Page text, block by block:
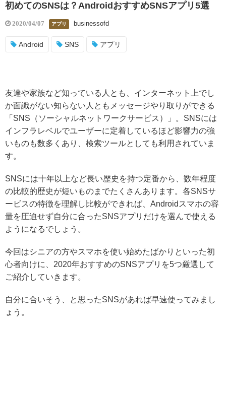
初めてのSNSは？AndroidおすすめSNSアプリ5選
2020/04/07 アプリ businessofd
Android SNS アプリ
友達や家族など知っている人とも、インターネット上でし
か面識がない知らない人ともメッセージやり取りができる
「SNS（ソーシャルネットワークサービス）」。SNSには
インフラレベルでユーザーに定着しているほど影響力の強
いものも数多くあり、検索ツールとしても利用されていま
す。
SNSには十年以上など長い歴史を持つ定番から、数年程度
の比較的歴史が短いものまでたくさんあります。各SNSサ
ービスの特徴を理解し比較ができれば、Androidスマホの容
量を圧迫せず自分に合ったSNSアプリだけを選んで使える
ようになるでしょう。
今回はシニアの方やスマホを使い始めたばかりといった初
心者向けに、2020年おすすめのSNSアプリを5つ厳選して
ご紹介 していきます。
自分に合いそう、と思ったSNSがあれば早速使ってみまし
ょう。